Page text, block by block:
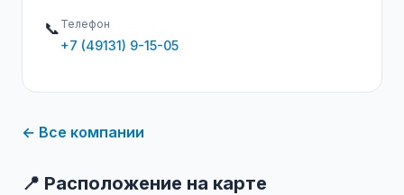
📞 Телефон
+7 (49131) 9-15-05
← Все компании
📍 Расположение на карте